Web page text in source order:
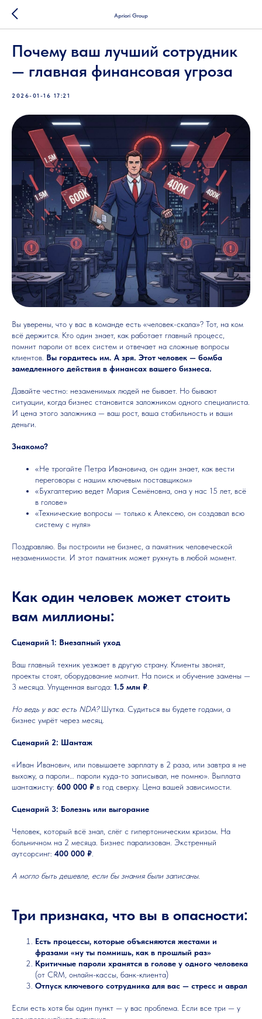
Apriori Group
Почему ваш лучший сотрудник
— главная финансовая угроза
2026-01-16 17:21
Вы уверены, что у вас в команде есть «человек-скала»? Тот, на ком
всё держится. Кто один знает, как работает главный процесс,
помнит пароли от всех систем и отвечает на сложные вопросы
клиентов. Вы гордитесь им. А зря. Этот человек — бомба
замедленного действия в финансах вашего бизнеса.
Давайте честно: незаменимых людей не бывает. Но бывают
ситуации, когда бизнес становится заложником одного специалиста.
И цена этого заложника — ваш рост, ваша стабильность и ваши
деньги.
Знакомо?
«Не трогайте Петра Ивановича, он один знает, как вести
переговоры с нашим ключевым поставщиком»
«Бухгалтерию ведет Мария Семёновна, она у нас 15 лет, всё
в голове»
«Технические вопросы — только к Алексею, он создавал всю
систему с нуля»
Поздравляю. Вы построили не бизнес, а памятник человеческой
незаменимости. И этот памятник может рухнуть в любой момент.
Как один человек может стоить
вам миллионы:
Сценарий 1: Внезапный уход
Ваш главный техник уезжает в другую страну. Клиенты звонят,
проекты стоят, оборудование молчит. На поиск и обучение замены —
3 месяца. Упущенная выгода: 1.5 млн ₽
Но ведь у вас есть NDA?Шутка. Судиться вы будете годами, а
бизнес умрёт через месяц.
Сценарий 2: Шантаж
«Иван Иванович, или повышаете зарплату в 2 раза, или завтра я не
выхожу, а пароли… пароли куда-то записывал, не помню». Выплата
шантажисту: 600 000 ₽ в год сверху. Цена вашей зависимости.
Сценарий 3: Болезнь или выгорание
Человек, который всё знал, слёг с гипертоническим кризом. На
больничном на 2 месяца. Бизнес парализован. Экстренный
аутсорсинг: 400 000 ₽
А могло быть дешевле, если бы знания были записаны.
Три признака, что вы в опасности:
Есть процессы, которые объясняются жестами и
фразами «ну ты помнишь, как в прошлый раз»
Критичные пароли хранятся в голове у одного человека
(от CRM, онлайн-кассы, банк-клиента)
Отпуск ключевого сотрудника для вас — стресс и аврал
Если есть хотя бы один пункт — у вас проблема. Если все три — у